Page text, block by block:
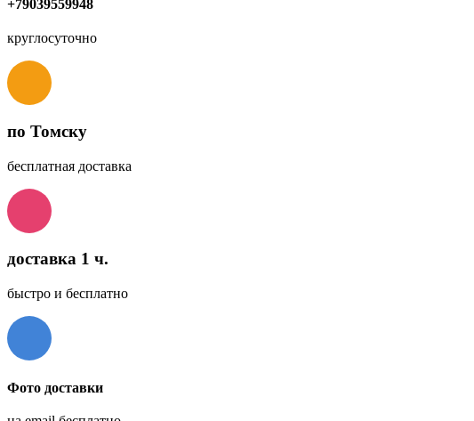
+79039559948
круглосуточно
по Томску
бесплатная доставка
доставка 1 ч.
быстро и бесплатно
Фото доставки